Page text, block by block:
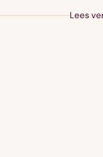
Lees